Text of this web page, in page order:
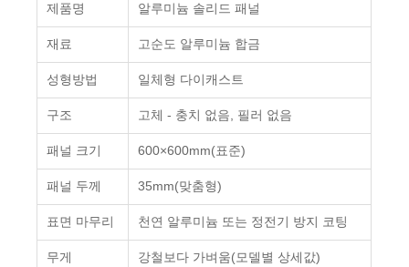
제품명 알루미늄 솔리드 패널
재료 고순도 알루미늄 합금
성형방법 일체형 다이캐스트
구조 고체 - 충치 없음, 필러 없음
패널 크기 600×600mm(표준)
패널 두께 35mm(맞춤형)
표면 마무리 천연 알루미늄 또는 정전기 방지 코팅
무게 강철보다 가벼움(모델별 상세값)